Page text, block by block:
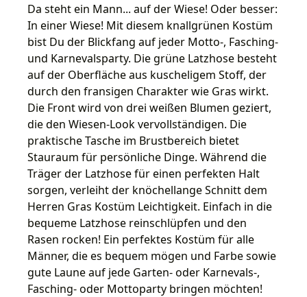
Da steht ein Mann... auf der Wiese! Oder besser:
In einer Wiese! Mit diesem knallgrünen Kostüm
bist Du der Blickfang auf jeder Motto-, Fasching-
und Karnevalsparty. Die grüne Latzhose besteht
auf der Oberfläche aus kuscheligem Stoff, der
durch den fransigen Charakter wie Gras wirkt.
Die Front wird von drei weißen Blumen geziert,
die den Wiesen-Look vervollständigen. Die
praktische Tasche im Brustbereich bietet
Stauraum für persönliche Dinge. Während die
Träger der Latzhose für einen perfekten Halt
sorgen, verleiht der knöchellange Schnitt dem
Herren Gras Kostüm Leichtigkeit. Einfach in die
bequeme Latzhose reinschlüpfen und den
Rasen rocken! Ein perfektes Kostüm für alle
Männer, die es bequem mögen und Farbe sowie
gute Laune auf jede Garten- oder Karnevals-,
Fasching- oder Mottoparty bringen möchten!